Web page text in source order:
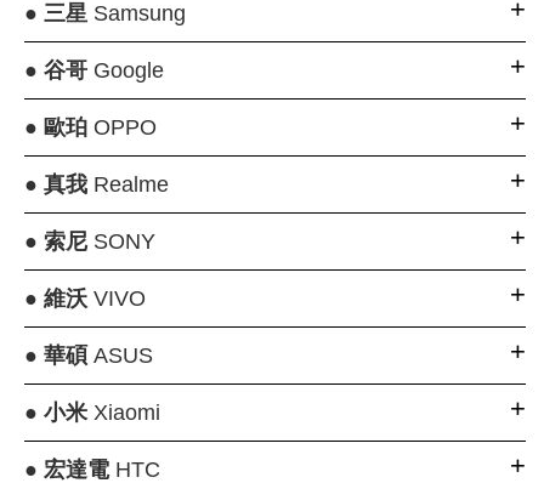
● 三星Samsung
● 谷哥Google
● 歐珀OPPO
● 真我Realme
● 索尼SONY
● 維沃VIVO
● 華碩 ASUS
● 小米Xiaomi
● 宏達電HTC